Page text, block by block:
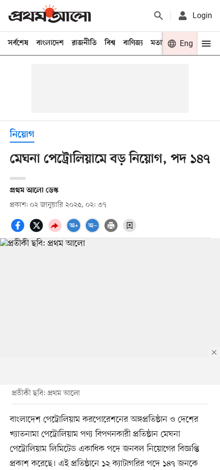
Login
সর্বশেষ বাংলাদেশ রাজনীতি বিশ্ব বাণিজ্য মতামত খেলা
Eng
নিয়োগ
মেঘনা পেট্রোলিয়ামে বড় নিয়োগ, পদ ১৪৭
প্রথম আলো ডেস্ক
প্রকাশ: ০২ জানুয়ারি ২০২৫, ০২: ৩৭
প্রতীকী ছবি: প্রথম আলো
বাংলাদেশ পেট্রোলিয়াম করপোরেশনের অঙ্গপ্রতিষ্ঠান ও দেশের
খ্যাতনামা পেট্রোলিয়াম পণ্য বিপণনকারী প্রতিষ্ঠান মেঘনা
পেট্রোলিয়াম লিমিটেড একাধিক পদে জনবল নিয়োগের বিজ্ঞপ্তি
প্রকাশ করেছে। এই প্রতিষ্ঠানে ১২ ক্যাটাগরির পদে ১৪৭ জনকে